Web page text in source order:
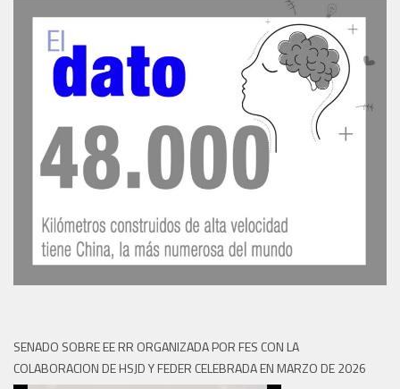
SENADO SOBRE EE RR ORGANIZADA POR FES CON LA
COLABORACION DE HSJD Y FEDER CELEBRADA EN MARZO DE 2026